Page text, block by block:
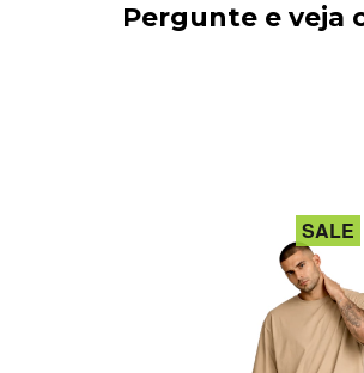
Pergunte e veja
SALE